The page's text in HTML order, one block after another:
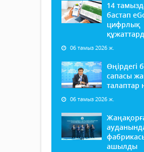
14
бастап
цифрлық
06 тамыз 2026 ж.
Өңірдегі
сапасы
талаптар
06 тамыз 2026 ж.
ашылды